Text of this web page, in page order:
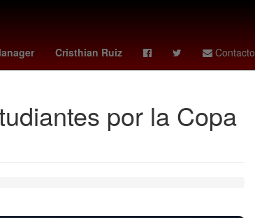
Cristhian Ruiz Contacto
Lothar Matthäus
por la Copa